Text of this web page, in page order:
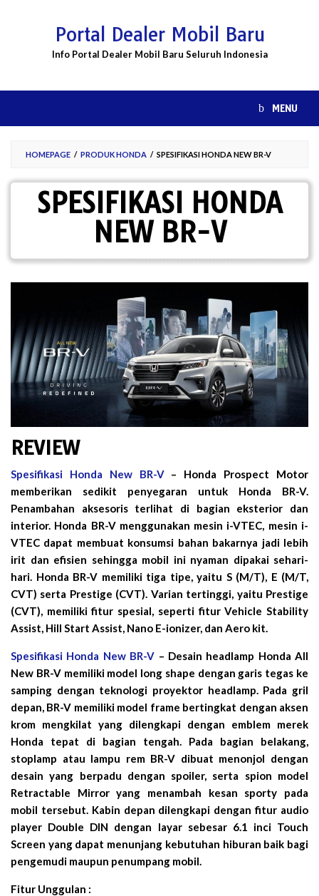
Portal Dealer Mobil Baru
Info Portal Dealer Mobil Baru Seluruh Indonesia
MENU
HOMEPAGE / PRODUK HONDA / SPESIFIKASI HONDA NEW BR-V
SPESIFIKASI HONDA
NEW BR-V
REVIEW
Spesifikasi Honda New BR-V– Honda Prospect Motor
memberikan sedikit penyegaran untuk Honda BR-V.
Penambahan aksesoris terlihat di bagian eksterior dan
interior. Honda BR-V menggunakan mesin i-VTEC, mesin i-
VTEC dapat membuat konsumsi bahan bakarnya jadi lebih
irit dan efisien sehingga mobil ini nyaman dipakai sehari-
hari. Honda BR-V memiliki tiga tipe, yaitu S (M/T), E (M/T,
CVT) serta Prestige (CVT). Varian tertinggi, yaitu Prestige
(CVT), memiliki fitur spesial, seperti fitur Vehicle Stability
Assist, Hill Start Assist, Nano E-ionizer, dan Aero kit.
Spesifikasi Honda New BR-V – Desain headlamp Honda All
New BR-V memiliki model long shape dengan garis tegas ke
samping dengan teknologi proyektor headlamp. Pada gril
depan, BR-V memiliki model frame bertingkat dengan aksen
krom mengkilat yang dilengkapi dengan emblem merek
Honda tepat di bagian tengah. Pada bagian belakang,
stoplamp atau lampu rem BR-V dibuat menonjol dengan
desain yang berpadu dengan spoiler, serta spion model
Retractable Mirror yang menambah kesan sporty pada
mobil tersebut. Kabin depan dilengkapi dengan fitur audio
player Double DIN dengan layar sebesar 6.1 inci Touch
Screen yang dapat menunjang kebutuhan hiburan baik bagi
pengemudi maupun penumpang mobil.
Fitur Unggulan :